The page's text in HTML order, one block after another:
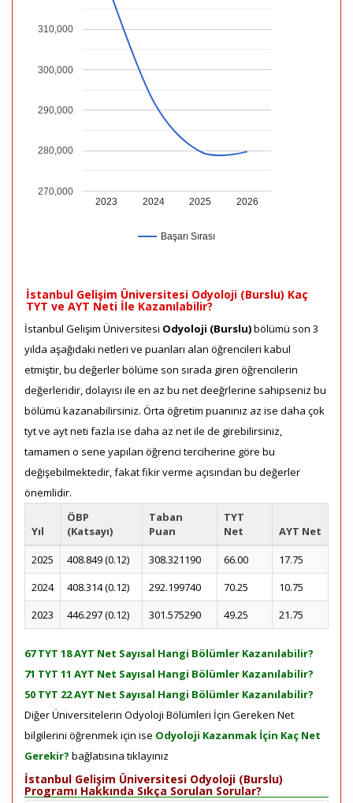
Başarı Sırası
2023 2024 2025 2026
270,000
280,000
290,000
300,000
310,000
İstanbul Gelişim Üniversitesi Odyoloji (Burslu) Kaç
TYT ve AYT Neti İle Kazanılabilir?
İstanbul Gelişim Üniversitesi Odyoloji (Burslu)bölümü son 3
yılda aşağıdaki netleri ve puanları alan öğrencileri kabul
etmiştir, bu değerler bölüme son sırada giren öğrencilerin
değerleridir, dolayısı ile en az bu net deeğrlerine sahipseniz bu
bölümü kazanabilirsiniz. Örta öğretim puanınız az ise daha çok
tyt ve ayt neti fazla ise daha az net ile de girebilirsiniz,
tamamen o sene yapılan öğrenci terciherine göre bu
değişebilmektedir, fakat fikir verme açısından bu değerler
önemlidir.
Yıl
ÖBP
(Katsayı)
Taban
Puan
TYT
Net
AYT Net
2025
408.849 (0.12) 308.321190 66.00
17.75
2024
408.314 (0.12) 292.199740 70.25
10.75
2023
446.297 (0.12) 301.575290 49.25 21.75
67 TYT 18 AYT Net Sayısal Hangi Bölümler Kazanılabilir?
71 TYT 11 AYT Net Sayısal Hangi Bölümler Kazanılabilir?
50 TYT 22 AYT Net Sayısal Hangi Bölümler Kazanılabilir?
Diğer Üniversitelerin Odyoloji Bölümleri İçin Gereken Net
bilgilerini öğrenmek için ise Odyoloji Kazanmak İçin Kaç Net
Gerekir? bağlatısına tıklayınız
İstanbul Gelişim Üniversitesi Odyoloji (Burslu)
Programı Hakkında Sıkça Sorulan Sorular?